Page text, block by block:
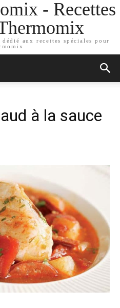
- Recettes
aux recettes spéciales pour
à la sauce